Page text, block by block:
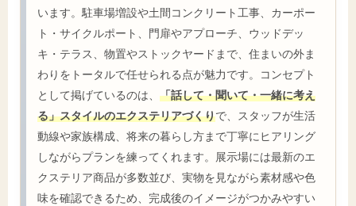
います。駐車場増設や土間コンクリート工事、カーポー
ト・サイクルポート、門扉やアプローチ、ウッドデッ
キ・テラス、物置やストックヤードまで、住まいの外ま
わりをトータルで任せられる点が魅力です。コンセプト
として掲げているのは、 「話して・聞いて・一緒に考え
る」スタイルのエクステリアづくりで、スタッフが生活
動線や家族構成、将来の暮らし方まで丁寧にヒアリング
しながらプランを練ってくれます。展示場には最新のエ
クステリア商品が多数並び、実物を見ながら素材感や色
味を確認できるため、完成後のイメージがつかみやすい